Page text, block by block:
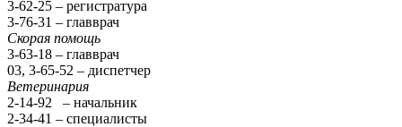
3-62-25 – регистратура
3-76-31 – главврач
Скорая помощь
3-63-18 – главврач
03, 3-65-52 – диспетчер
Ветеринария
2-14-92 – начальник
2-34-41 – специалисты